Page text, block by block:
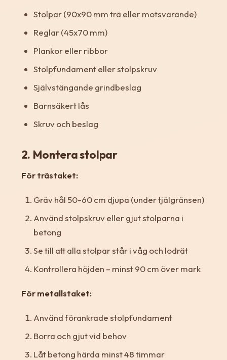
Stolpar (90x90 mm trä eller motsvarande)
Reglar (45x70 mm)
Plankor eller ribbor
Stolpfundament eller stolpskruv
Självstängande grindbeslag
Barnsäkert lås
Skruv och beslag
2. Montera stolpar
För trästaket:
Gräv hål 50-60 cm djupa (under tjälgränsen)
Använd stolpskruv eller gjut stolparna i
betong
Se till att alla stolpar står i våg och lodrät
Kontrollera höjden – minst 90 cm över mark
För metallstaket:
Använd förankrade stolpfundament
Borra och gjut vid behov
Låt betong härda minst 48 timmar